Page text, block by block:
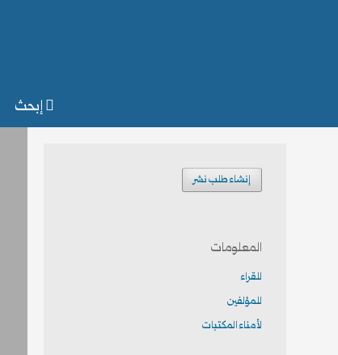
إبحث
إنشاء طلب نشر
المعلومات
للقراء
للمؤلفين
لأمناء المكتبات